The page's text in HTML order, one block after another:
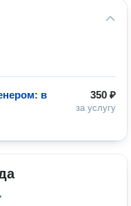
350 ₽
за услугу
в